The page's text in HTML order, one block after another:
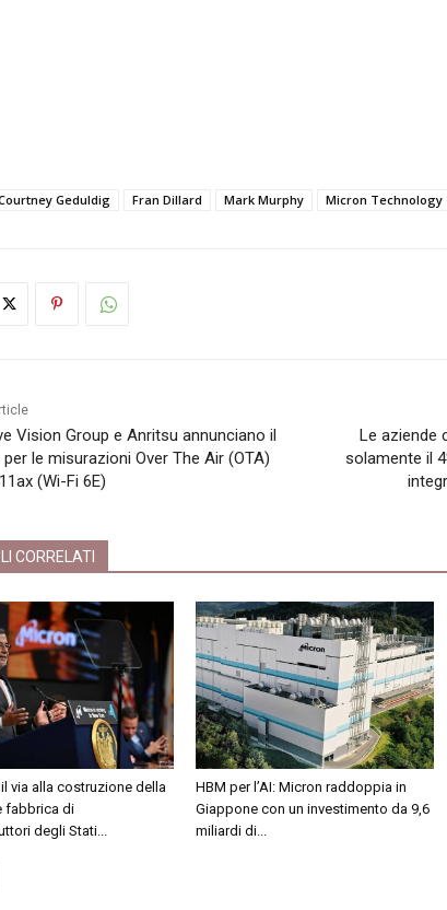
Geduldig Fran Dillard Mark Murphy Micron Technology
Vision Group e Anritsu annunciano il
le misurazioni Over The Air (OTA)
(Wi-Fi 6E)
Le aziende
solamente il
CORRELATI
via alla costruzione della
fabbrica di
degli Stati...
HBM per l’AI: Micron raddoppia in
Giappone con un investimento da 9,6
miliardi di...